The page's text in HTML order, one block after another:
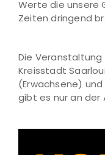
Werte die unsere
Zeiten dringend
Die
Kreisstadt
(Erwachsene) und
gibt es nur an der